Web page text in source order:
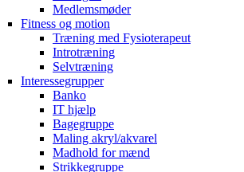
Medlemsmøder
Fitness og motion
Træning med Fysioterapeut
Introtræning
Selvtræning
Interessegrupper
Banko
IT hjælp
Bagegruppe
Maling akryl/akvarel
Madhold for mænd
Strikkegruppe